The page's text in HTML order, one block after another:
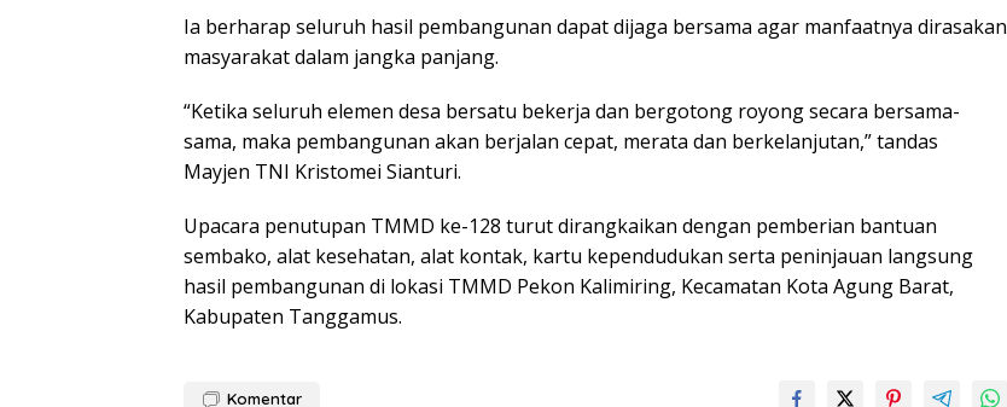
Ia berharap seluruh hasil pembangunan dapat dijaga bersama agar manfaatnya dirasakan
masyarakat dalam jangka panjang.
“Ketika seluruh elemen desa bersatu bekerja dan bergotong royong secara bersama-
sama, maka pembangunan akan berjalan cepat, merata dan berkelanjutan,” tandas
Mayjen TNI Kristomei Sianturi.
Upacara penutupan TMMD ke-128 turut dirangkaikan dengan pemberian bantuan
sembako, alat kesehatan, alat kontak, kartu kependudukan serta peninjauan langsung
hasil pembangunan di lokasi TMMD Pekon Kalimiring, Kecamatan Kota Agung Barat,
Kabupaten Tanggamus.
Komentar